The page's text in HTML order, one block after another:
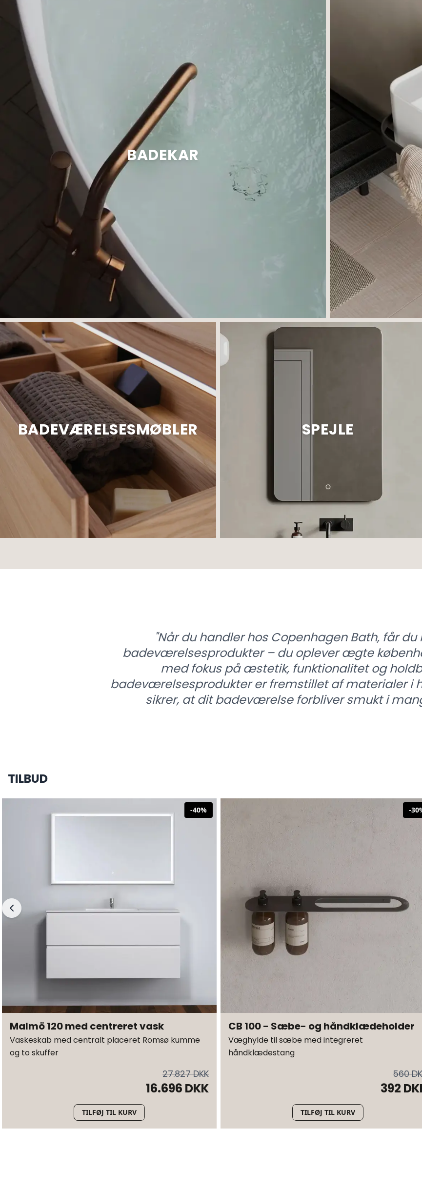
BADEKAR
BADEVÆRELSESMØBLER SPEJLE
"Når du handler hos Copenhagen Bath, får
badeværelsesprodukter – du oplever ægte
med fokus på æstetik, funktionalitet og
badeværelsesprodukter er fremstillet af materialer i
sikrer, at dit badeværelse forbliver smukt i
TILBUD
-40%
Malmö 120 med centreret vask
Vaskeskab med centralt placeret Romsø kumme
og to skuffer
27.827 DKK
16.696 DKK
TILFØJ TIL KURV
-30
CB 100 - Sæbe- og håndklædeholder
Væghylde til sæbe med integreret
håndklædestang
560
392
TILFØJ TIL KURV